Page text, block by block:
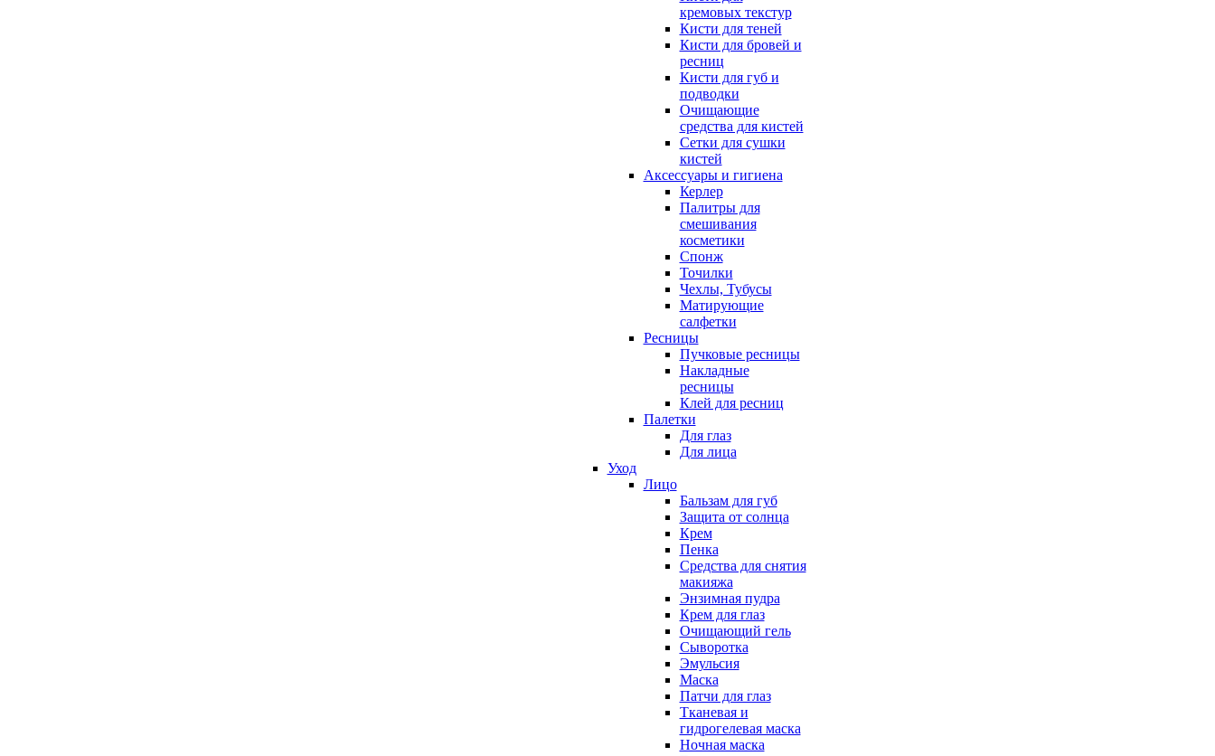
кремовых текстур
Кисти для теней
Кисти для бровей и
ресниц
Кисти для губ и
подводки
Очищающие
средства для кистей
Сетки для сушки
кистей
Аксессуары и гигиена
Керлер
Палитры для
смешивания
косметики
Спонж
Точилки
Чехлы, Тубусы
Матирующие
салфетки
Ресницы
Пучковые ресницы
Накладные
ресницы
Клей для ресниц
Палетки
Для глаз
Для лица
Уход
Лицо
Бальзам для губ
Защита от солнца
Крем
Пенка
Средства для снятия
макияжа
Энзимная пудра
Крем для глаз
Очищающий гель
Сыворотка
Эмульсия
Маска
Патчи для глаз
Тканевая и
гидрогелевая маска
Ночная маска